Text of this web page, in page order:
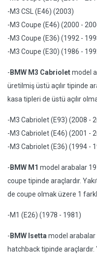
-M3 CSL (E46) (2003)
-M3 Coupe (E46) (2000 -
-M3 Coupe (E36) (1992 -
-M3 Coupe (E30) (1986 -
- BMW M3 Cabrioletmodel
üretilmiş üstü açılır tipinde
kasa tipleri de üstü açılır
-M3 Cabriolet (E93) (2008 -
-M3 Cabriolet (E46) (2001 -
-M3 Cabriolet (E36) (1994 -
- BMW M1 model arabalar
coupe tipinde araçlardır.
de coupe olmak üzere 1
-M1 (E26) (1978 - 1981)
- BMW Isetta model arabalar
hatchback tipinde